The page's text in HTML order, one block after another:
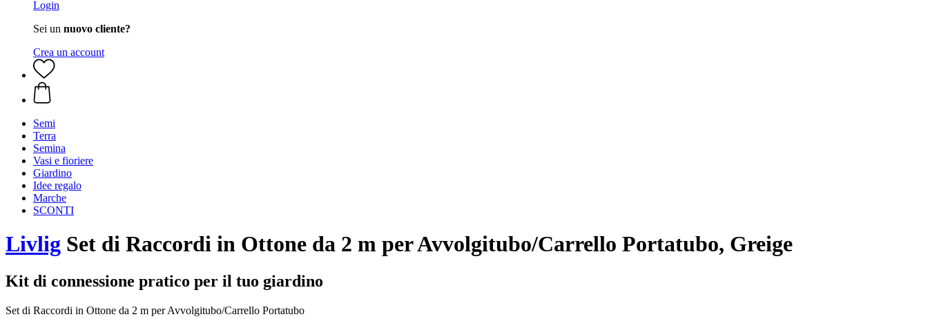
Login
Sei un nuovo cliente?
Crea un account
Semi
Terra
Semina
Vasi e fioriere
Giardino
Idee regalo
Marche
SCONTI
Livlig Set di Raccordi in Ottone da 2 m per Avvolgitubo/Carrello Portatubo, Greige
Kit di connessione pratico per il tuo giardino
Set di Raccordi in Ottone da 2 m per Avvolgitubo/Carrello Portatubo